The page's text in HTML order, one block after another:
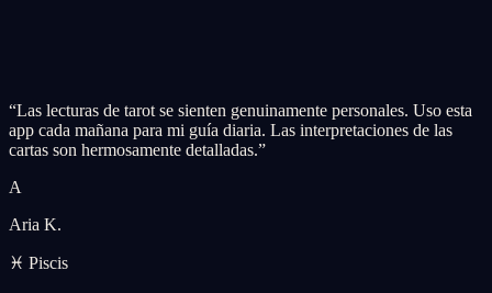
“Las lecturas de tarot se sienten genuinamente personales. Uso esta
app cada mañana para mi guía diaria. Las interpretaciones de las
cartas son hermosamente detalladas.”
A
Aria K.
♓ Piscis